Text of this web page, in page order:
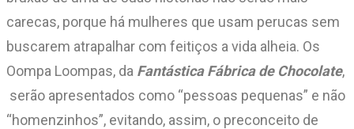
carecas, porque há mulheres que usam perucas sem
buscarem atrapalhar com feitiços a vida alheia. Os
Oompa Loompas, da Fantástica Fábrica de Chocolate,
serão apresentados como “pessoas pequenas” e não
“homenzinhos”, evitando, assim, o preconceito de